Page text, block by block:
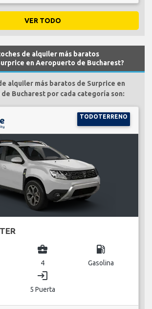
VER TODO
de alquiler más baratos
en Aeropuerto de Bucharest?
alquiler más baratos de Surprice en
Bucharest por cada categoría son:
TODOTERRENO
business_center
4
local_gas_station
Gasolina
login
5 Puerta